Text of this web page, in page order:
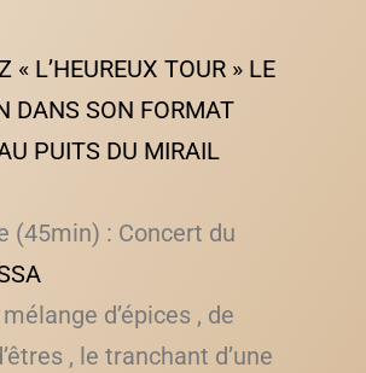
« L’HEUREUX TOUR » LE
DANS SON FORMAT
PUITS DU MIRAIL
(45min) : Concert du
d’épices , de
, le tranchant d’une